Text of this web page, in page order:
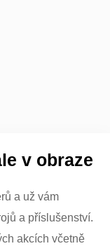
v obraze
a už vám
a příslušenství.
akcích včetně